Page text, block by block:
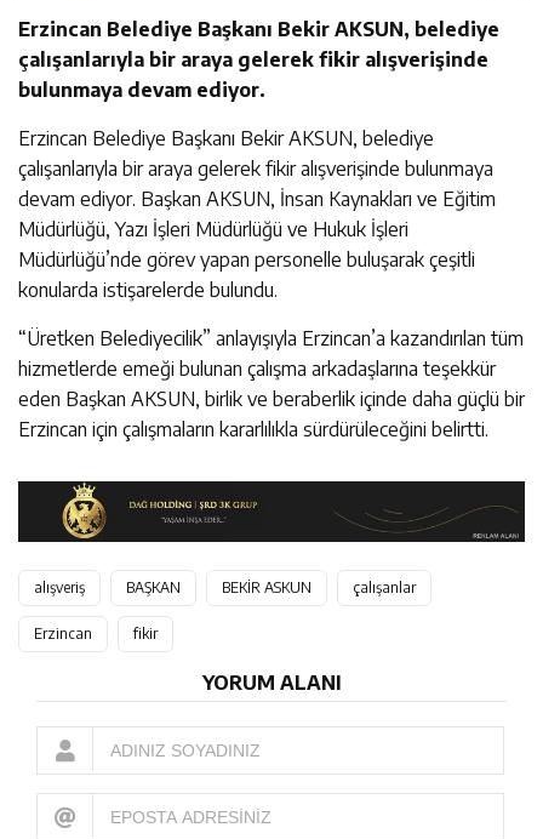
Erzincan Belediye Başkanı Bekir AKSUN, belediye
çalışanlarıyla bir araya gelerek fikir alışverişinde
bulunmaya devam ediyor.
Erzincan Belediye Başkanı Bekir AKSUN, belediye
çalışanlarıyla bir araya gelerek fikir alışverişinde bulunmaya
devam ediyor. Başkan AKSUN, İnsan Kaynakları ve Eğitim
Müdürlüğü, Yazı İşleri Müdürlüğü ve Hukuk İşleri
Müdürlüğü’nde görev yapan personelle buluşarak çeşitli
konularda istişarelerde bulundu.
“Üretken Belediyecilik” anlayışıyla Erzincan’a kazandırılan tüm
hizmetlerde emeği bulunan çalışma arkadaşlarına teşekkür
eden Başkan AKSUN, birlik ve beraberlik içinde daha güçlü bir
Erzincan için çalışmaların kararlılıkla sürdürüleceğini belirtti.
alışveriş BAŞKAN BEKİR ASKUN çalışanlar
Erzincan fikir
YORUM ALANI